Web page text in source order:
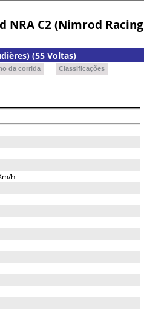
NRA C2 (Nimrod
(55 Voltas)
da corrida Classificações
h